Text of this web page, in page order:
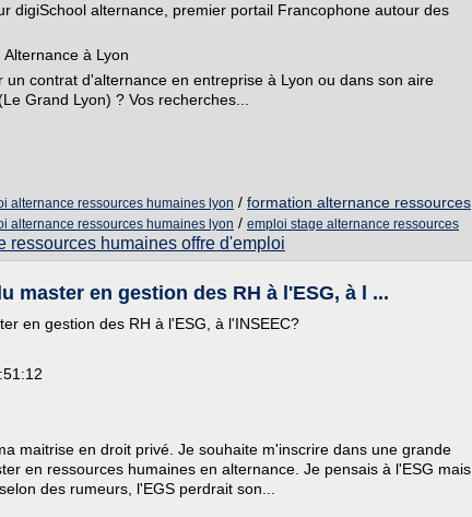
digiSchool alternance, premier portail Francophone autour des
à Lyon
un contrat d'alternance en entreprise à Lyon ou dans son aire
Grand Lyon) ? Vos recherches...
alternance ressources humaines lyon / formation alternance ressources
alternance ressources humaines lyon / emploi stage alternance ressources
ressources humaines offre d'emploi
master en gestion des RH à l'ESG, à l ...
en gestion des RH à l'ESG, à l'INSEEC?
maitrise en droit privé. Je souhaite m'inscrire dans une grande
en ressources humaines en alternance. Je pensais à l'ESG mais
des rumeurs, l'EGS perdrait son...